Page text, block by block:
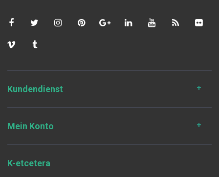
Kundendienst
Mein Konto
K-etcetera